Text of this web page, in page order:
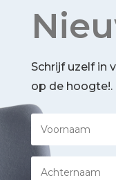
Schrijf uzelf in
op de hoogte!.